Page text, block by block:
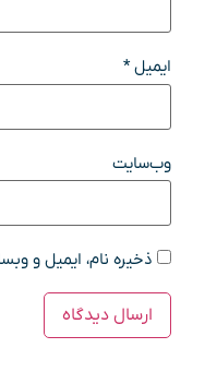
ایمیل*
وب‌سایت
ذخیره نام، ایمیل و